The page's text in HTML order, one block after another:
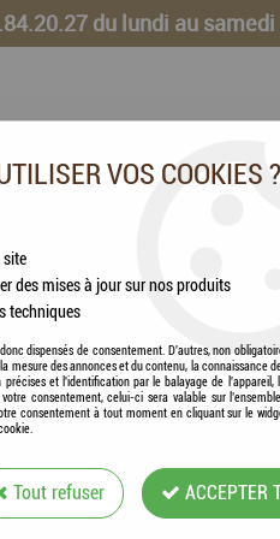
du lundi au samedi
ANIMAUX DE LA FERME
PURINA
Soyez le premier à donner votre avis !
VOS COOKIES ?
site
des mises à jour sur nos produits
techniques
dispensés de consentement. D'autres, non
mesure des annonces et du contenu, la connaissance
et l'identification par le balayage de l'appareil,
consentement, celui-ci sera valable sur
consentement à tout moment en cliquant sur le
Tout refuser ACCEPTER